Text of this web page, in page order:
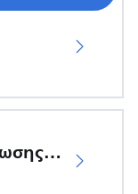
Δήλωση συμμόρφωσης ΕΕ